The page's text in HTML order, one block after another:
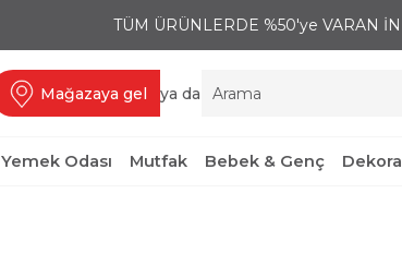
TÜM ÜRÜNLERDE %50'ye VARAN
Mağazaya gel ya da
Yemek Odası Mutfak Bebek & Genç